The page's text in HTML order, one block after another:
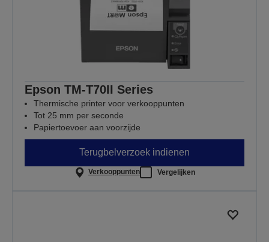
Epson TM-T70II Series
Thermische printer voor verkooppunten
Tot 25 mm per seconde
Papiertoevoer aan voorzijde
Terugbelverzoek indienen
Verkooppunten Vergelijken